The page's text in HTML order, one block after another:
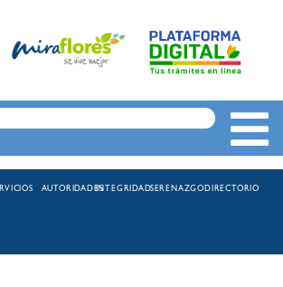
AUTORIDADESINTEGRIDADSERENAZGODIRECTORIO